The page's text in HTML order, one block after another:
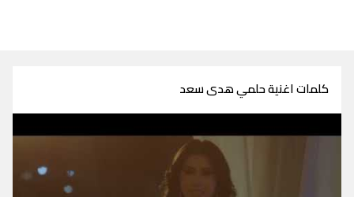
كلمات اغنية حلمي هدى سعد